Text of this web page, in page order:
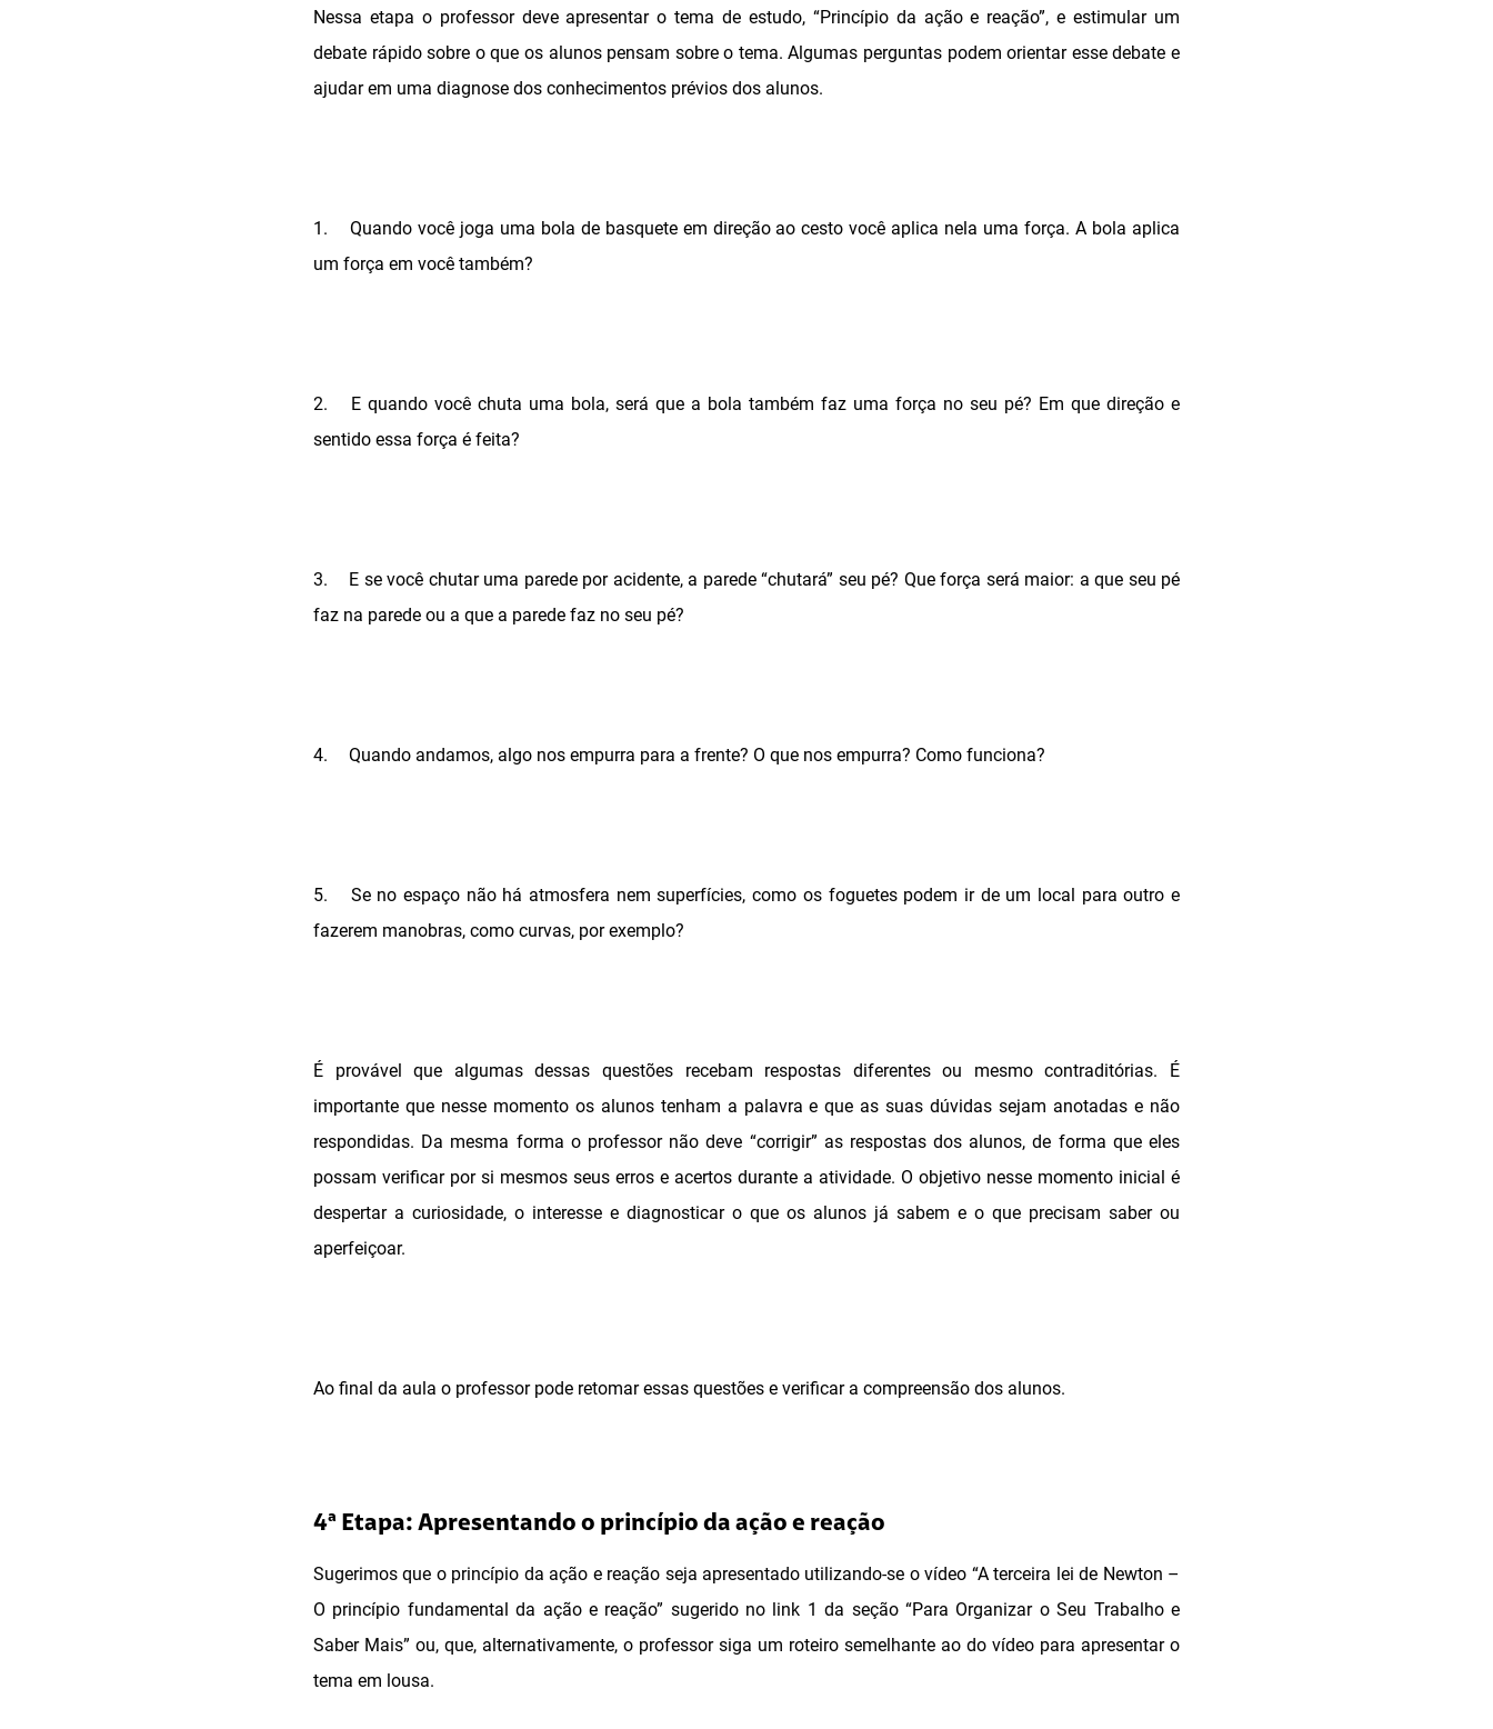
Nessa etapa o professor deve apresentar o tema de estudo, “Princípio da ação e reação”, e estimular um
debate rápido sobre o que os alunos pensam sobre o tema. Algumas perguntas podem orientar esse debate e
ajudar em uma diagnose dos conhecimentos prévios dos alunos.
1.
Quando você joga uma bola de basquete em direção ao cesto você aplica nela uma força. A bola aplica
um força em você também?
2.
E quando você chuta uma bola, será que a bola também faz uma força no seu pé? Em que direção e
sentido essa força é feita?
3.
E se você chutar uma parede por acidente, a parede “chutará” seu pé? Que força será maior: a que seu pé
faz na parede ou a que a parede faz no seu pé?
4. Quando andamos, algo nos empurra para a frente? O que nos empurra? Como funciona?
5.
Se no espaço não há atmosfera nem superfícies, como os foguetes podem ir de um local para outro e
fazerem manobras, como curvas, por exemplo?
É provável que algumas dessas questões recebam respostas diferentes ou mesmo contraditórias. É
importante que nesse momento os alunos tenham a palavra e que as suas dúvidas sejam anotadas e não
respondidas. Da mesma forma o professor não deve “corrigir” as respostas dos alunos, de forma que eles
possam verificar por si mesmos seus erros e acertos durante a atividade. O objetivo nesse momento inicial é
despertar a curiosidade, o interesse e diagnosticar o que os alunos já sabem e o que precisam saber ou
aperfeiçoar.
Ao final da aula o professor pode retomar essas questões e verificar a compreensão dos alunos.
4ª Etapa: Apresentando o princípio da ação e reação
Sugerimos que o princípio da ação e reação seja apresentado utilizando-se o vídeo “A terceira lei de Newton –
O princípio fundamental da ação e reação” sugerido no link 1 da seção “Para Organizar o Seu Trabalho e
Saber Mais” ou, que, alternativamente, o professor siga um roteiro semelhante ao do vídeo para apresentar o
tema em lousa.